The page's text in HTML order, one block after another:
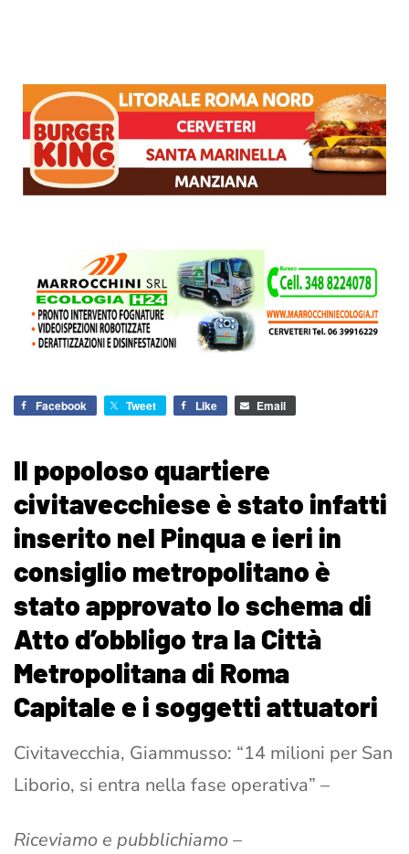
Facebook Tweet Like Email
Il popoloso quartiere
civitavecchiese è stato infatti
inserito nel Pinqua e ieri in
consiglio metropolitano è
stato approvato lo schema di
Atto d’obbligo tra la Città
Metropolitana di Roma
Capitale e i soggetti attuatori
Civitavecchia, Giammusso: “14 milioni per San
Liborio, si entra nella fase operativa” –
Riceviamo e pubblichiamo –